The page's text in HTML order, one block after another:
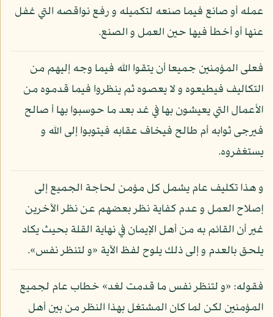
عمله أو صانع فيما صنعه لتكميله و رفع نواقصه التي غفل
عنها أو أخطأ فيها حين العمل و الصنع.
فعلى المؤمنين جميعا أن يتقوا الله فيما وجه إليهم من
التكاليف فيطيعوه و لا يعصوه ثم ينظروا فيما قدموه من
الأعمال التي يعيشون بها في غد بعد ما حوسبوا بها أ صالح
فيرجى ثوابه أم طالح فيخاف عقابه فيتوبوا إلى الله و
يستغفروه.
و هذا تكليف عام يشمل كل مؤمن لحاجة الجميع إلى
إصلاح العمل و عدم كفاية نظر بعضهم عن نظر الآخرين
غير أن القائم به من أهل الإيمان في نهاية القلة بحيث يكاد
يلحق بالعدم و إلى ذلك يلوح لفظ الآية «و لتنظر نفس».
فقوله: «و لتنظر نفس ما قدمت لغد» خطاب عام لجميع
المؤمنين لكن لما كان المشتغل بهذا النظر من بين أهل